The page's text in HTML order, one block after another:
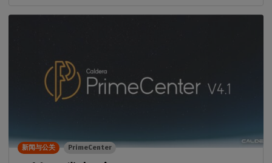
新闻与公关 PrimeCenter